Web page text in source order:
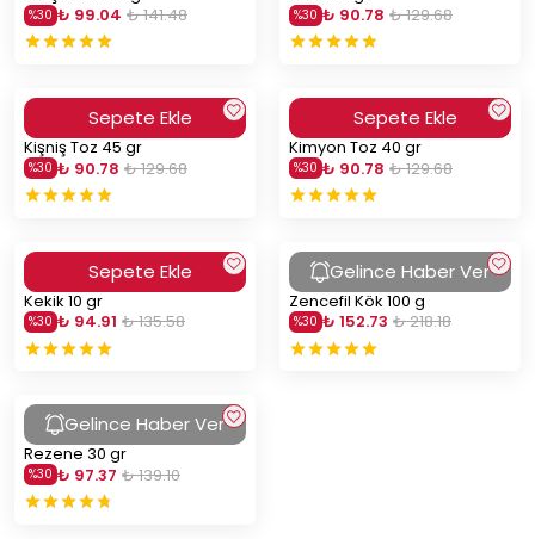
%30 ₺ 99.04 ₺ 141.48 %30 ₺ 90.78 ₺ 129.68
Sepete Ekle
Kişniş Toz 45 gr
%30 ₺ 90.78 ₺ 129.68
Sepete Ekle
Kimyon Toz 40 gr
%30 ₺ 90.78 ₺ 129.68
Sepete Ekle
Kekik 10 gr
%30 ₺ 94.91 ₺ 135.58
Gelince Haber Ver
Zencefil Kök 100 g
%30 ₺ 152.73 ₺ 218.18
Gelince Haber Ver
Rezene 30 gr
%30 ₺ 97.37 ₺ 139.10